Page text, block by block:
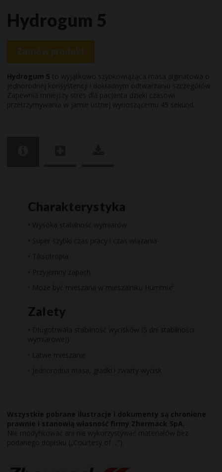
Hydrogum 5
Zamów produkt
Hydrogum 5 to wyjątkowo szybkowiążąca masa alginatowa o
jednorodnej konsystencji i dokładnym odtwarzaniu szczegółów.
Zapewnia mniejszy stres dla pacjenta dzięki czasowi
przetrzymywania w jamie ustnej wynoszącemu 45 sekund.
Charakterystyka
• Wysoka stabilność wymiarów
• Super szybki czas pracy i czas wiązania
• Tiksotropia
• Przyjemny zapach
• Może być mieszana w mieszalniku Hurrimix²
Zalety
• Długotrwała stabilność wycisków (5 dni stabilności
wymiarowej)
• Łatwe mieszanie
• Jednorodna masa, gładki i zwarty wycisk
Wszystkie pobrane ilustracje i dokumenty są chronione
prawnie i stanowią własność firmy Zhermack SpA.
Nie modyfikować ani nie wykorzystywać materiałów bez
podanego dopisku („Courtesy of ...”).